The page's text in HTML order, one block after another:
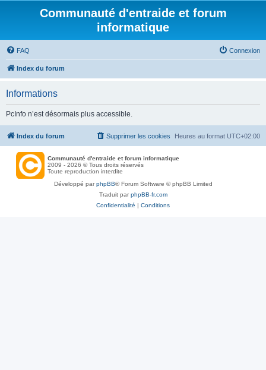
Communauté d'entraide et forum
informatique
FAQ Connexion
Index du forum
Informations
PcInfo n’est désormais plus accessible.
Index du forum Heures au format UTC+02:00
Supprimer les cookies
Communauté d'entraide et forum informatique
2009 - 2026 © Tous droits réservés
Toute reproduction interdite
Développé parphpBB® Forum Software © phpBB Limited
Traduit parphpBB-fr.com
Confidentialité | Conditions